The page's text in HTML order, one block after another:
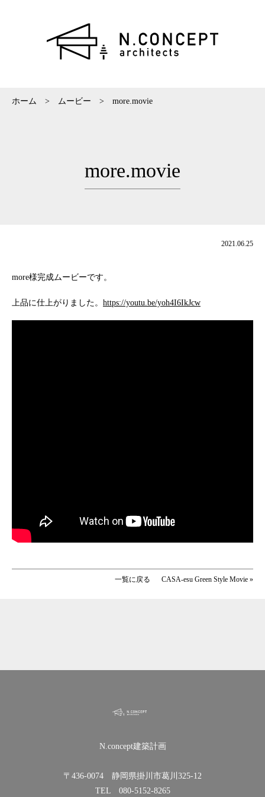
ホーム > ムービー > more.movie
more.movie
2021.06.25
more様完成ムービーです。
上品に仕上がりました。 https://youtu.be/yoh4I6IkJcw
一覧に戻る CASA-esu Green Style Movie »
N.concept建築計画
〒436-0074 静岡県掛川市葛川325-12
TEL 080-5152-8265